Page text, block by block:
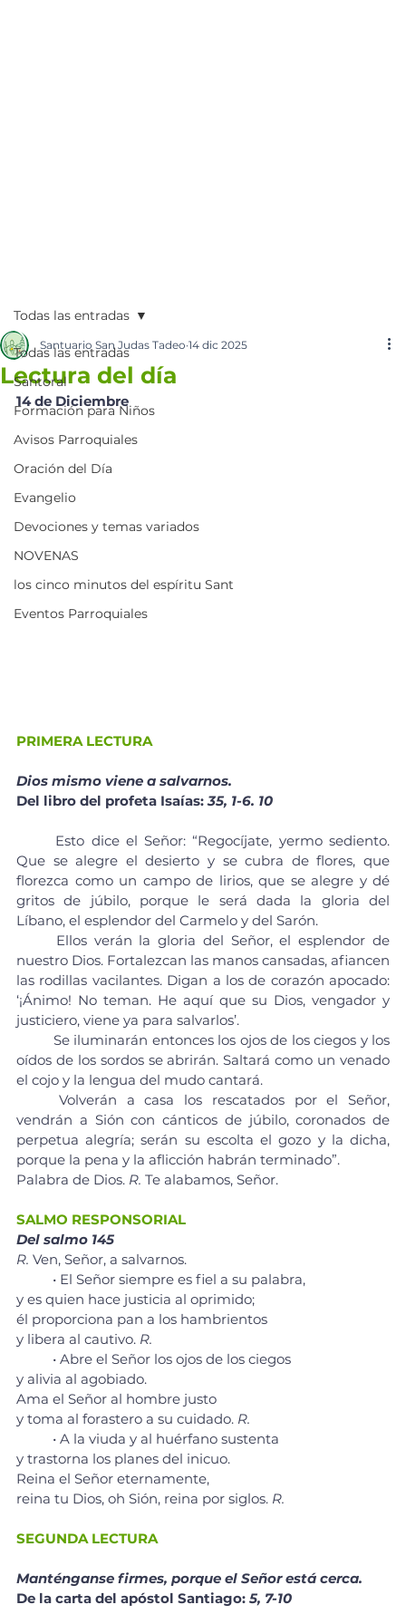
Todas las entradas
Santoral
Formación para Niños
Avisos Parroquiales
Oración del Día
Evangelio
Devociones y temas variados
NOVENAS
los cinco minutos del espíritu Sant
Eventos Parroquiales
Todas las entradas
Lectura del día
Santuario San Judas Tadeo 14 dic 2025
14 de Diciembre
PRIMERA LECTURA
Dios mismo viene a salvarnos.
Del libro del profeta Isaías: 35, 1-6. 10
Que se alegre el desierto y se cubra de flores, que
florezca como un campo de lirios, que se alegre y dé
gritos de júbilo, porque le será dada la gloria del
Líbano, el esplendor del Carmelo y del Sarón.
nuestro Dios. Fortalezcan las manos cansadas, afiancen
las rodillas vacilantes. Digan a los de corazón apocado:
‘¡Ánimo! No teman. He aquí que su Dios, vengador y
justiciero, viene ya para salvarlos’.
oídos de los sordos se abrirán. Saltará como un venado
el cojo y la lengua del mudo cantará.
vendrán a Sión con cánticos de júbilo, coronados de
perpetua alegría; serán su escolta el gozo y la dicha,
porque la pena y la aflicción habrán terminado”.
Palabra de Dios. R. Te alabamos, Señor.
SALMO RESPONSORIAL
Del salmo 145
R. Ven, Señor, a salvarnos.
	• El Señor siempre es fiel a su palabra,
y es quien hace justicia al oprimido;
él proporciona pan a los hambrientos
y libera al cautivo. R.
	• Abre el Señor los ojos de los ciegos
y alivia al agobiado.
Ama el Señor al hombre justo
y toma al forastero a su cuidado. R.
	• A la viuda y al huérfano sustenta
y trastorna los planes del inicuo.
Reina el Señor eternamente,
reina tu Dios, oh Sión, reina por siglos. R.
SEGUNDA LECTURA
Manténganse firmes, porque el Señor está cerca.
De la carta del apóstol Santiago: 5, 7-10